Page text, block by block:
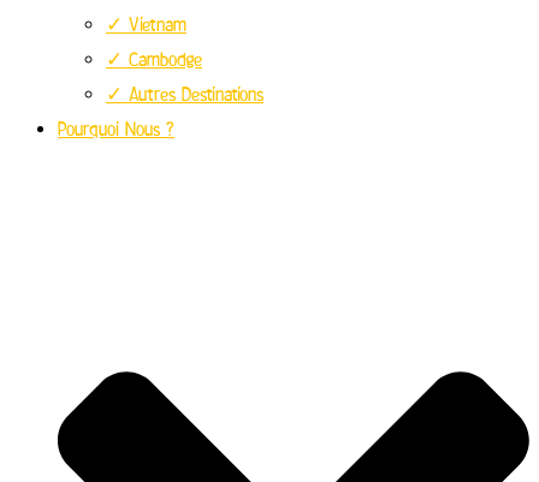
✓ Vietnam
✓ Cambodge
✓ Autres Destinations
Pourquoi Nous ?